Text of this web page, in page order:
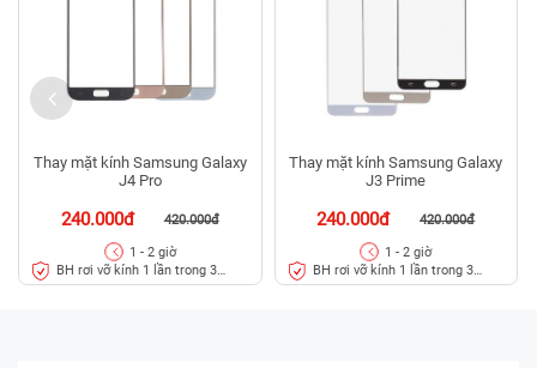
Thay mặt kính Samsung Galaxy
J4 Pro
240.000đ 420.000đ
1 - 2 giờ
BH rơi vỡ kính 1 lần trong 3
tháng
Thay mặt kính Samsung Galaxy
J3 Prime
240.000đ 420.000đ
1 - 2 giờ
BH rơi vỡ kính 1 lần trong 3
tháng